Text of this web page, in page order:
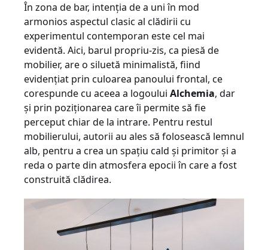
În zona de bar, intenţia de a uni în mod
armonios aspectul clasic al clădirii cu
experimentul contemporan este cel mai
evidentă. Aici, barul propriu-zis, ca piesă de
mobilier, are o siluetă minimalistă, fiind
evidenţiat prin culoarea panoului frontal, ce
corespunde cu aceea a logoului Alchemia, dar
şi prin poziţionarea care îi permite să fie
perceput chiar de la intrare. Pentru restul
mobilierului, autorii au ales să folosească lemnul
alb, pentru a crea un spaţiu cald şi primitor şi a
reda o parte din atmosfera epocii în care a fost
construită clădirea.